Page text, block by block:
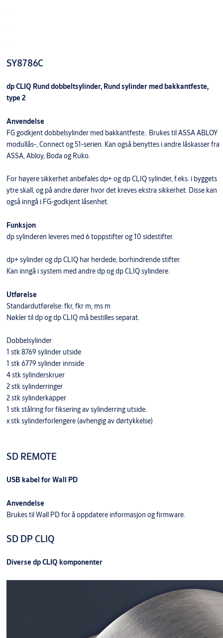
SY8786C
dp CLIQ Rund dobbeltsylinder, Rund sylinder med bakkantfeste,
type 2
Anvendelse
FG godkjent dobbelsylinder med bakkantfeste.. Brukes til ASSA ABLOY
modullås-, Connect og 51-serien. Kan også benyttes i andre låskasser fra
ASSA, Abloy, Boda og Ruko.
For høyere sikkerhet anbefales dp+ og dp CLIQ sylinder, f.eks. i byggets
ytre skall, og på andre dører hvor det kreves ekstra sikkerhet. Disse kan
også inngå i FG-godkjent låsenhet.
Funksjon
dp sylinderen leveres med 6 toppstifter og 10 sidestifter.
dp+ sylinder og dp CLIQ har herdede, borhindrende stifter.
Kan inngå i system med andre dp og dp CLIQ sylindere.
Utførelse
Standardutførelse: fkr, fkr m, ms m
Nøkler til dp og dp CLIQ må bestilles separat.
Dobbelsylinder
1 stk 8769 sylinder utside
1 stk 6779 sylinder innside
4 stk sylinderskruer
2 stk sylinderringer
2 stk sylinderkapper
1 stk stålring for fiksering av sylinderring utside.
x stk sylinderforlengere (avhengig av dørtykkelse)
SD REMOTE
USB kabel for Wall PD
Anvendelse
Brukes til Wall PD for å oppdatere informasjon og firmware.
SD DP CLIQ
Diverse dp CLIQ komponenter